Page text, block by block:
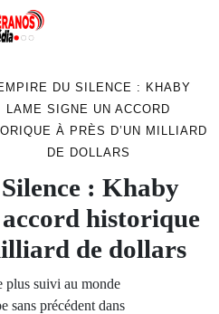
DU SILENCE : KHABY
LAME SIGNE UN ACCORD
À PRÈS D’UN MILLIARD
DE DOLLARS
: Khaby
historique
de dollars
plus suivi au monde
sans précédent dans